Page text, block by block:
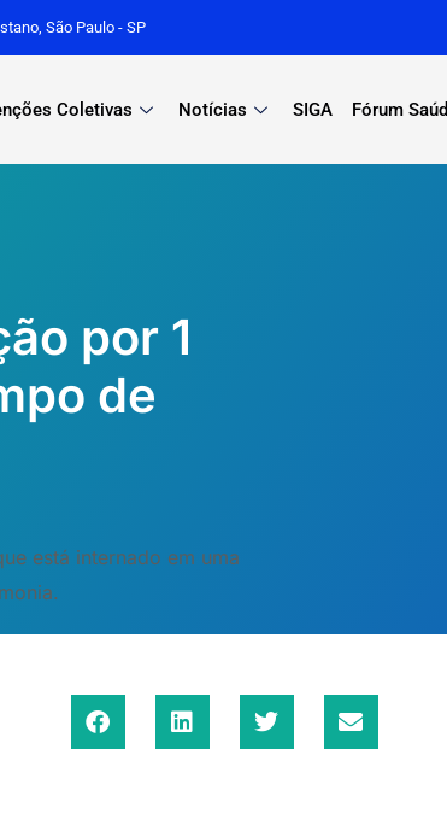
São Paulo - SP
Coletivas Notícias SIGA Fórum
por 1
de
está internado em uma